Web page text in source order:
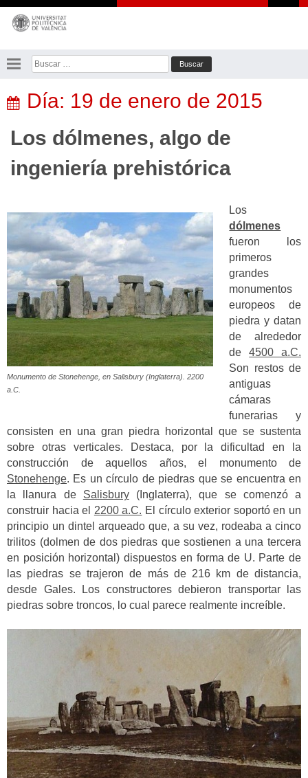
Saltar
contenido
Buscar:
Día: 19 de enero de 2015
Los dólmenes, algo de
ingeniería prehistórica
Monumento de Stonehenge, en Salisbury (Inglaterra). 2200
a.C.
Los
dólmenes
fueron los
primeros
grandes
monumentos
europeos de
piedra y datan
de alrededor
de4500 a.C.
Son restos de
antiguas
cámaras
funerarias y
consisten en una gran piedra horizontal que se sustenta
sobre otras verticales. Destaca, por la dificultad en la
construcción de aquellos años, el monumento de
Stonehenge. Es un círculo de piedras que se encuentra en
la llanura de Salisbury(Inglaterra), que se comenzó a
construir hacia el 2200 a.C. El círculo exterior soportó en un
principio un dintel arqueado que, a su vez, rodeaba a cinco
trilitos (dolmen de dos piedras que sostienen a una tercera
en posición horizontal) dispuestos en forma de U. Parte de
las piedras se trajeron de más de 216 km de distancia,
desde Gales. Los constructores debieron transportar las
piedras sobre troncos, lo cual parece realmente increíble.